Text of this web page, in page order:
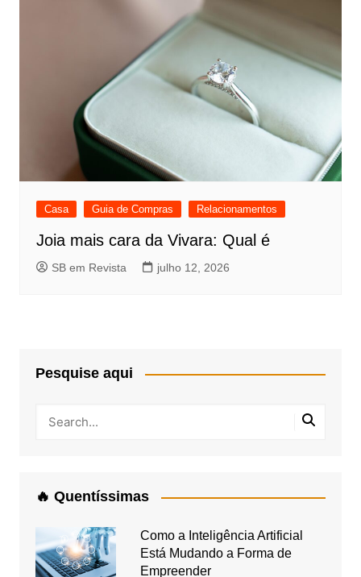
Casa Guia de Compras Relacionamentos
Joia mais cara da Vivara: Qual é
SB em Revista julho 12, 2026
Pesquise aqui
🔥 Quentíssimas
Como a Inteligência Artificial
Está Mudando a Forma de
Empreender